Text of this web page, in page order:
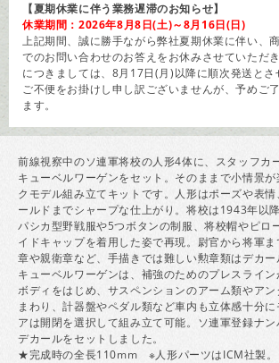
【夏期休業に伴う業務遅滞のお知らせ】
休業期間：2026年8月8日(土)～8月16日(日)
上記期間、誠に勝手ながら弊社夏期休業に伴い、
でのお問い合わせのお答えをお休みさせていただ
につきましては、8月17日(月)以降に順次発送とさ
ご不便をお掛けし申し訳ございませんが、予めご
ます。
前線視察中のソ連軍将校の人形4体に、スタッフカ
キューベルワーゲンをセット。そのままで小情景
クモデル組み立てキットです。人形はポーズや表
ールドまでシャープな仕上がり。将校は1943年以
パシカ型野戦服や5つボタンの制服、将校帽やピロ
イドキャップを着用した姿で再現。尉官から将軍
章や親衛章など、手描きでは難しい勲章類はデカー
キューベルワーゲンは、補強のためのプレスライ
ボディをはじめ、サスペンションのアーム類やア
まわり、計器盤やペダル類など車内も立体感十分
アは開閉を選択して組み立て可能。ソ連軍登録ナ
デカールをセットしました。
★完成時の全長110mm ※人形パーツはICM社製。